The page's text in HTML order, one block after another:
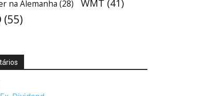
na Alemanha (28) WMT (41)
(55)